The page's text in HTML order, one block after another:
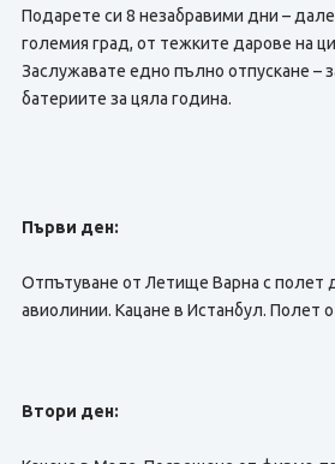
Подарете си 8 незабравими дни –
големия град, от тежките дарове на
Заслужавате едно пълно отпускане –
батериите за цяла година.
Първи ден:
Отпътуване от Летище Варна с полет
авиолинии. Кацане в Истанбул. Полет
Втори ден: